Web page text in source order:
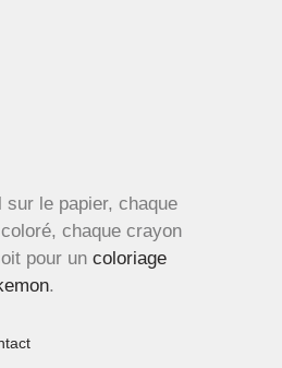
le papier, chaque
chaque crayon
pour un coloriage
.